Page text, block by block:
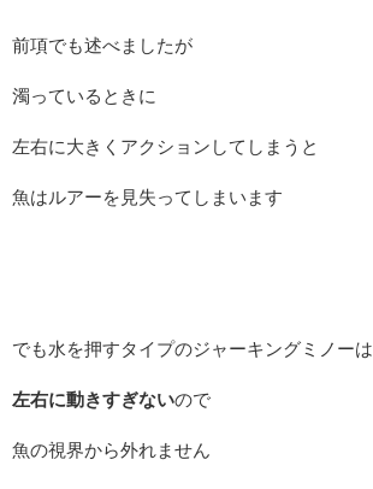
前項でも述べましたが
濁っているときに
左右に大きくアクションしてしまうと
魚はルアーを見失ってしまいます
でも水を押すタイプのジャーキングミノーは
左右に動きすぎないので
魚の視界から外れません